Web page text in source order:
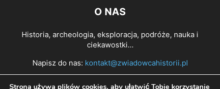
O NAS
Historia, archeologia, eksploracja, podróże, nauka i
ciekawostki...
Napisz do nas: kontakt@zwiadowcahistorii.pl
Strona używa plików cookies, aby ułatwić Tobie korzystanie